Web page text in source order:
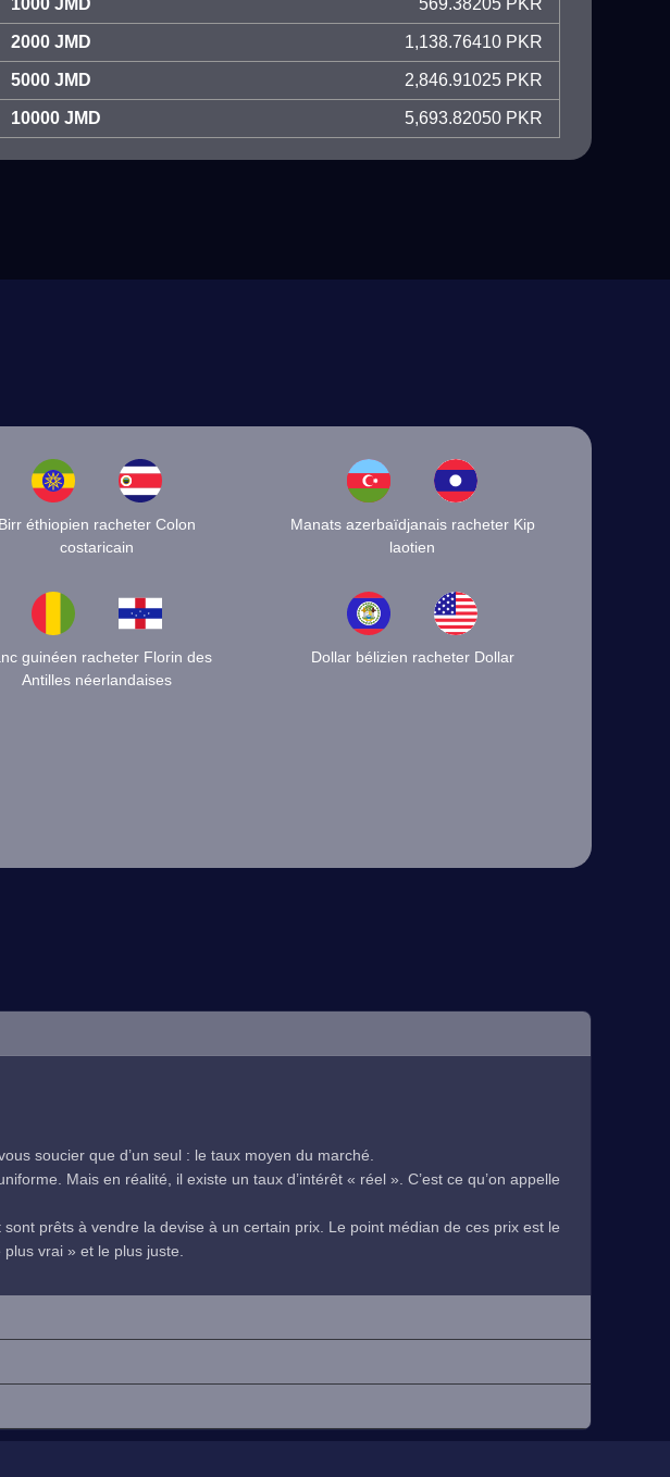
1000 JMD 569.38205 PKR
2000 JMD 1,138.76410 PKR
5000 JMD 2,846.91025 PKR
10000 JMD 5,693.82050 PKR
Birr éthiopien racheter Colon
costaricain
Manats azerbaïdjanais racheter Kip
laotien
guinéen racheter Florin des
Antilles néerlandaises
Dollar bélizien racheter Dollar
soucier que d’un seul : le taux moyen du marché.
Mais en réalité, il existe un taux d’intérêt « réel ». C’est ce qu’on appelle
prêts à vendre la devise à un certain prix. Le point médian de ces prix est le
vrai » et le plus juste.